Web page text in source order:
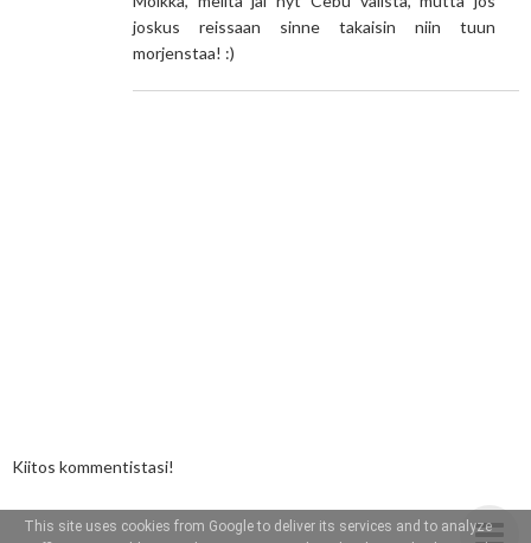
joskus reissaan sinne takaisin niin tuun
morjenstaa! :)
Kiitos kommentistasi!
This site uses cookies from Google to deliver its services and to analyze